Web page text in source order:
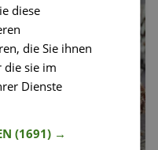
diese
die Sie ihnen
die sie im
Dienste
(1691) →